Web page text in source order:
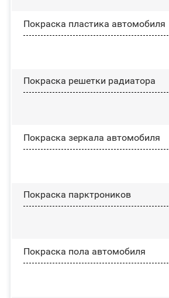
Покраска пластика автомобиля
Покраска решетки радиатора
Покраска зеркала автомобиля
Покраска парктроников
Покраска пола автомобиля